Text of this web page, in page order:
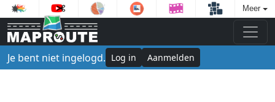
Meer
Je bent niet ingelogd. Log in Aanmelden